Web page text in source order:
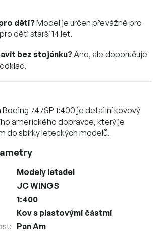
děti?Model je určen převážně pro
děti starší 14 let.
bez stojánku? Ano, ale doporučuje
Boeing 747SP 1:400 je detailní kovový
amerického dopravce, který je
do sbírky leteckých modelů.
Modely letadel
JC WINGS
1:400
Kov s plastovými částmi
: Pan Am